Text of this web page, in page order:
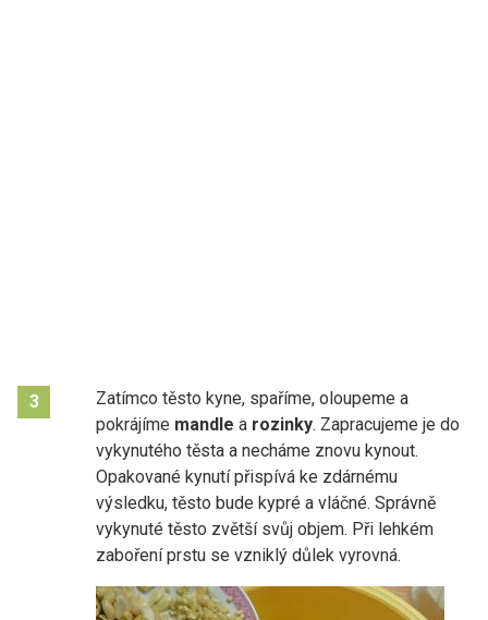
3
Zatímco těsto kyne, spaříme, oloupeme a
pokrájíme mandle a rozinky. Zapracujeme je do
vykynutého těsta a necháme znovu kynout.
Opakované kynutí přispívá ke zdárnému
výsledku, těsto bude kypré a vláčné. Správně
vykynuté těsto zvětší svůj objem. Při lehkém
zaboření prstu se vzniklý důlek vyrovná.